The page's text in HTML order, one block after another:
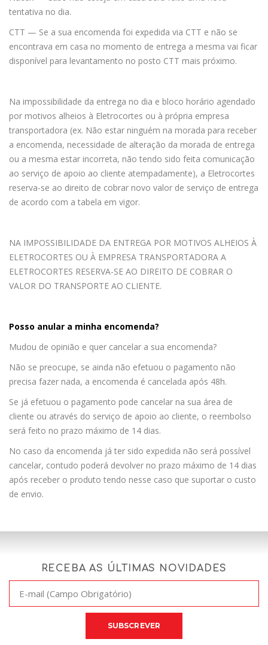
tentativa no dia.
CTT — Se a sua encomenda foi expedida via CTT e não se
encontrava em casa no momento de entrega a mesma vai ficar
disponível para levantamento no posto CTT mais próximo.
Na impossibilidade da entrega no dia e bloco horário agendado
por motivos alheios à Eletrocortes ou à própria empresa
transportadora (ex. Não estar ninguém na morada para receber
a encomenda, necessidade de alteração da morada de entrega
ou a mesma estar incorreta, não tendo sido feita comunicação
ao serviço de apoio ao cliente atempadamente), a Eletrocortes
reserva-se ao direito de cobrar novo valor de serviço de entrega
de acordo com a tabela em vigor.
NA IMPOSSIBILIDADE DA ENTREGA POR MOTIVOS ALHEIOS À
ELETROCORTES OU À EMPRESA TRANSPORTADORA A
ELETROCORTES RESERVA-SE AO DIREITO DE COBRAR O
VALOR DO TRANSPORTE AO CLIENTE.
Posso anular a minha encomenda?
Mudou de opinião e quer cancelar a sua encomenda?
Não se preocupe, se ainda não efetuou o pagamento não
precisa fazer nada, a encomenda é cancelada após 48h.
Se já efetuou o pagamento pode cancelar na sua área de
cliente ou através do serviço de apoio ao cliente, o reembolso
será feito no prazo máximo de 14 dias.
No caso da encomenda já ter sido expedida não será possível
cancelar, contudo poderá devolver no prazo máximo de 14 dias
após receber o produto tendo nesse caso que suportar o custo
de envio.
RECEBA AS ÚLTIMAS NOVIDADES